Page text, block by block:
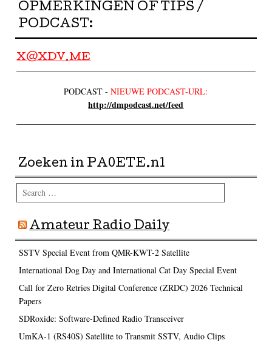
OPMERKINGEN OF TIPS /
PODCAST:
X@XDV.ME
PODCAST -NIEUWE PODCAST-URL:
http://dmpodcast.net/feed
Zoeken in PA0ETE.nl
Search
Amateur Radio Daily
SSTV Special Event from QMR-KWT-2 Satellite
International Dog Day and International Cat Day Special Event
Call for Zero Retries Digital Conference (ZRDC) 2026 Technical
Papers
SDRoxide: Software-Defined Radio Transceiver
UmKA-1 (RS40S) Satellite to Transmit SSTV, Audio Clips